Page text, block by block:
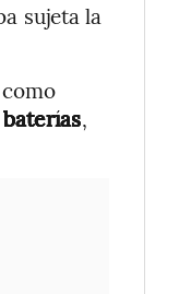
sujeta la
,